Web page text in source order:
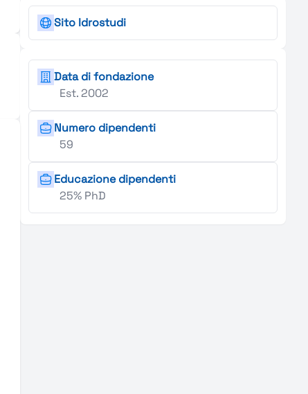
Sito Idrostudi
Data di fondazione
Est. 2002
Numero dipendenti
59
Educazione dipendenti
25% PhD